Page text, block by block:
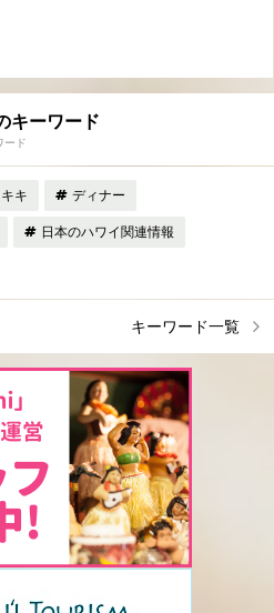
キーワード
ード
キ ディナー
日本のハワイ関連情報
キーワード一覧